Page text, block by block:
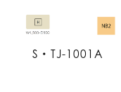
S・TJ-1001A